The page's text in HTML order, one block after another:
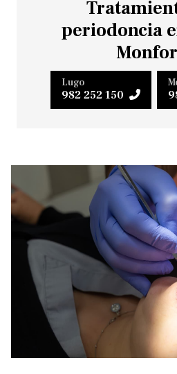
periodoncia
Lugo
982 252 150